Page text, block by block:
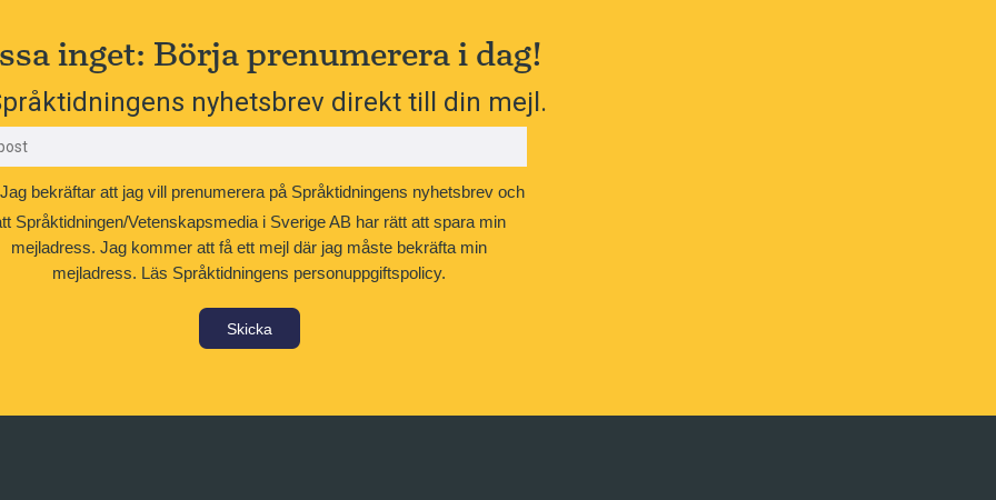
inget: Börja prenumerera i dag!
nyhetsbrev direkt till din mejl.
Jag bekräftar att jag vill prenumerera på Språktidningens nyhetsbrev och
Språktidningen/Vetenskapsmedia i Sverige AB har rätt att spara min
mejladress. Jag kommer att få ett mejl där jag måste bekräfta min
mejladress. Läs Språktidningens personuppgiftspolicy.
Skicka